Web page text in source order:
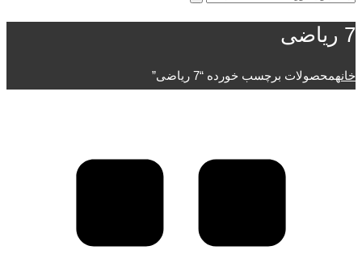
7 ریاضی
خانهمحصولات برچسب خورده “7 ریاضی”